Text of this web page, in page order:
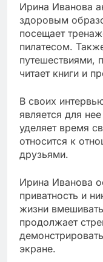
Ирина Иванова
здоровым
посещает
пилатесом.
путешествиями,
читает книги и
В своих
является для
уделяет время
относится к
друзьями.
Ирина Иванова
приватность и
жизни
продолжает
экране.